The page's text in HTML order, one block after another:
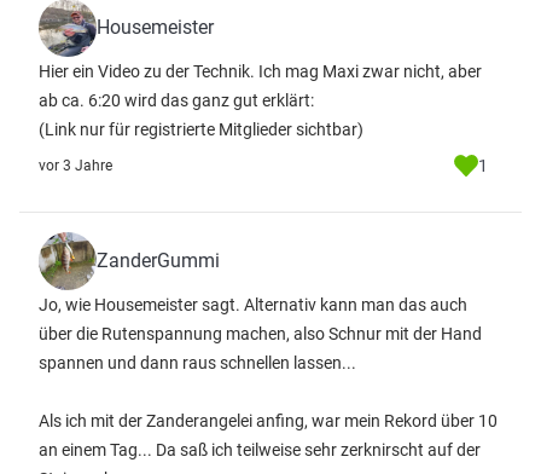
Housemeister
Hier ein Video zu der Technik. Ich mag Maxi zwar nicht, aber
ab ca. 6:20 wird das ganz gut erklärt:
(Link nur für registrierte Mitglieder sichtbar)
vor 3 Jahre 1
ZanderGummi
Jo, wie Housemeister sagt. Alternativ kann man das auch
über die Rutenspannung machen, also Schnur mit der Hand
spannen und dann raus schnellen lassen...
Als ich mit der Zanderangelei anfing, war mein Rekord über 10
an einem Tag... Da saß ich teilweise sehr zerknirscht auf der